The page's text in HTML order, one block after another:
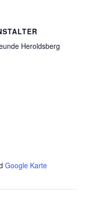
Google Karte
Heroldsberg